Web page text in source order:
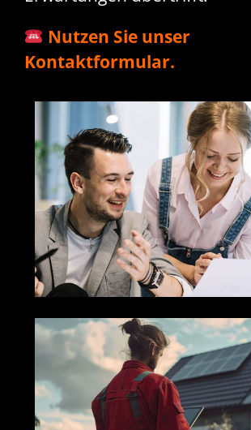
Nutzen Sie unser
Kontaktformular.